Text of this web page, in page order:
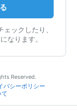
ックしたり、
なります。
Reserved.
バシーポリシー